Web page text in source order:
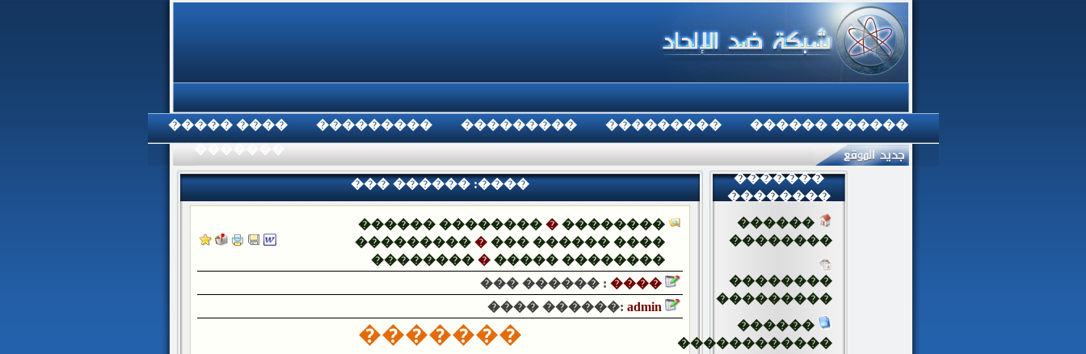
���� ����� ��������� ��������� ���������
������ ������
��� ������ :����
������ ��������� ��������
���������� ��� ������ ����
��������� ����� ��������
��� ������ : ����
���� ������: admin
�������
�������
��������
������
��������
��������
���������
������
������������